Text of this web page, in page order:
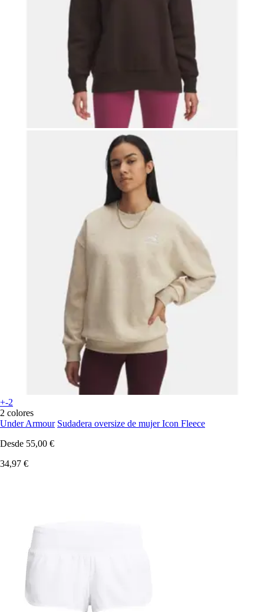
+-2
2 colores
Under Armour Sudadera oversize de mujer Icon Fleece
Desde 55,00 €
34,97 €